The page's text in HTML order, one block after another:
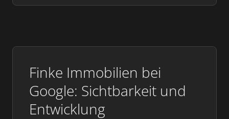
Finke Immobilien bei
Google: Sichtbarkeit und
Entwicklung